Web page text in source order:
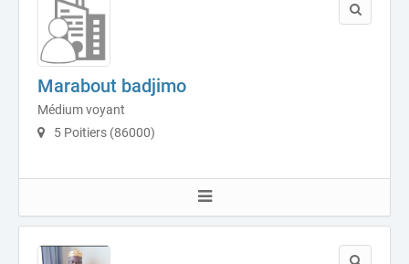
Marabout badjimo
Médium voyant
5 Poitiers (86000)